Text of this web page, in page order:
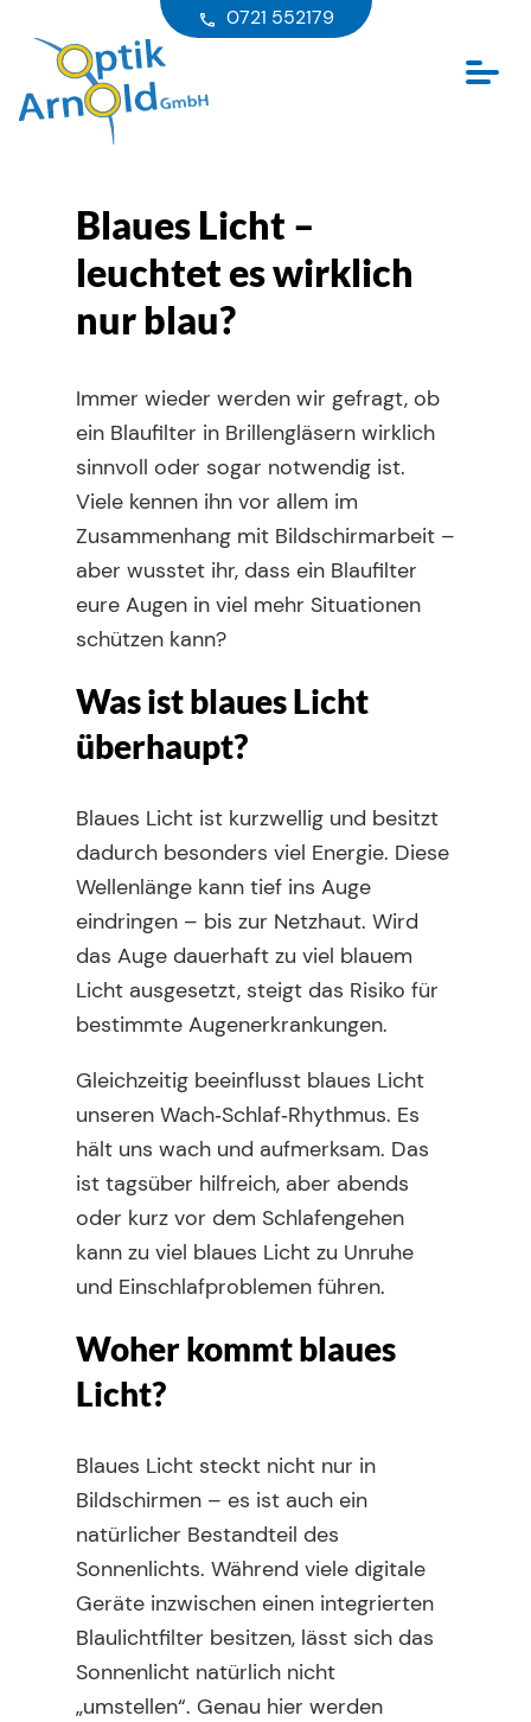
0721 552179
Blaues Licht –
leuchtet es wirklich
nur blau?
Immer wieder werden wir gefragt, ob
ein Blaufilter in Brillengläsern wirklich
sinnvoll oder sogar notwendig ist.
Viele kennen ihn vor allem im
Zusammenhang mit Bildschirmarbeit –
aber wusstet ihr, dass ein Blaufilter
eure Augen in viel mehr Situationen
schützen kann?
Was ist blaues Licht
überhaupt?
Blaues Licht ist kurzwellig und besitzt
dadurch besonders viel Energie. Diese
Wellenlänge kann tief ins Auge
eindringen – bis zur Netzhaut. Wird
das Auge dauerhaft zu viel blauem
Licht ausgesetzt, steigt das Risiko für
bestimmte Augenerkrankungen.
Gleichzeitig beeinflusst blaues Licht
unseren Wach‑Schlaf‑Rhythmus. Es
hält uns wach und aufmerksam. Das
ist tagsüber hilfreich, aber abends
oder kurz vor dem Schlafengehen
kann zu viel blaues Licht zu Unruhe
und Einschlafproblemen führen.
Woher kommt blaues
Licht?
Blaues Licht steckt nicht nur in
Bildschirmen – es ist auch ein
natürlicher Bestandteil des
Sonnenlichts. Während viele digitale
Geräte inzwischen einen integrierten
Blaulichtfilter besitzen, lässt sich das
Sonnenlicht natürlich nicht
„umstellen“. Genau hier werden